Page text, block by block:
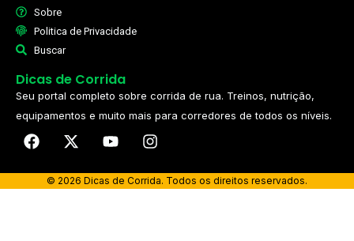
Sobre
Politica de Privacidade
Buscar
Dicas de Corrida
Seu portal completo sobre corrida de rua. Treinos, nutrição,
equipamentos e muito mais para corredores de todos os níveis.​
© 2026 Dicas de Corrida. Todos os direitos reservados.